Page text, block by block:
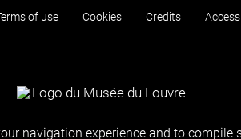
of use Cookies Credits
navigation experience and to compile